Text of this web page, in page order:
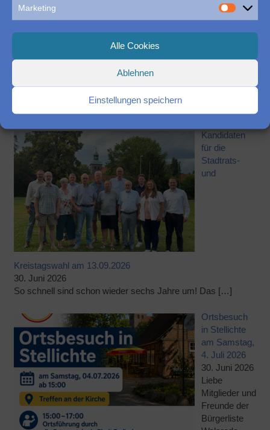
Marketing
Alle Cookies
Ablehnen
Einstellungen speichern
Das könnte Sie auch interessieren:
Kandidaten
für die
Stadtrats-
und
Kreistagswahl am 13.09.2026
30. Juni 2026
So schnell sind schon wieder sechs Jahre um! Das […]
Ortsbesuch
in Stellichte
am Samstag,
4. Juli 2026
30. Juni 2026
Liebe
Mitglieder und
Freunde der
Bürgerliste